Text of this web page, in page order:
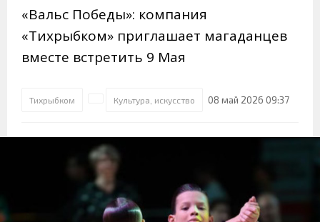
«Вальс Победы»: компания
«Тихрыбком» приглашает магаданцев
вместе встретить 9 Мая
Тихрыбком Культура, искусство 08 май 2026 09:37